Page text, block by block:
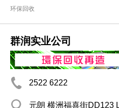
环保回收
群润实业公司
2522 6222
元朗 横洲福喜街DD123